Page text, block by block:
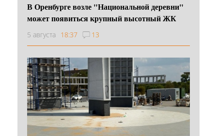
В Оренбурге возле "Национальной деревни"
может появиться крупный высотный ЖК
5 августа 18:37 13